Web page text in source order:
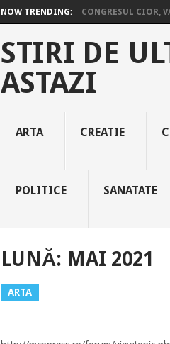
NOW TRENDING: CONGRESUL CIOR,
STIRI DE
ASTAZI
ARTA CREATIE
POLITICE SANATATE
LUNĂ: MAI 2021
ARTA